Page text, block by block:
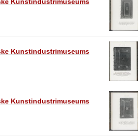
Kunstindustrimuseums
Kunstindustrimuseums